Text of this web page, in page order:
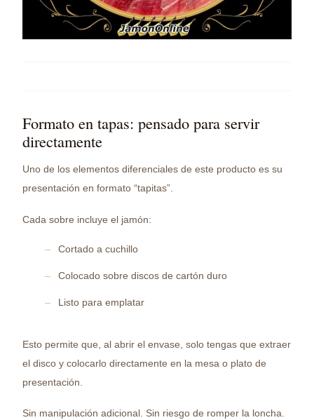
Formato en tapas: pensado para servir
directamente
Uno de los elementos diferenciales de este producto es su
presentación en formato “tapitas”.
Cada sobre incluye el jamón:
Cortado a cuchillo
Colocado sobre discos de cartón duro
Listo para emplatar
Esto permite que, al abrir el envase, solo tengas que extraer
el disco y colocarlo directamente en la mesa o plato de
presentación.
Sin manipulación adicional. Sin riesgo de romper la loncha.